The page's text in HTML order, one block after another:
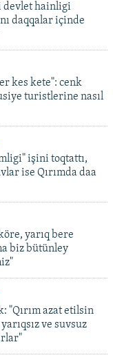
devlet hainligi
daqqalar içinde
kes kete": cenk
turistlerine nasıl
işini toqtattı,
ise Qırımda daa
yarıq bere
biz bütünley
"Qırım azat etilsin
ve suvsuz